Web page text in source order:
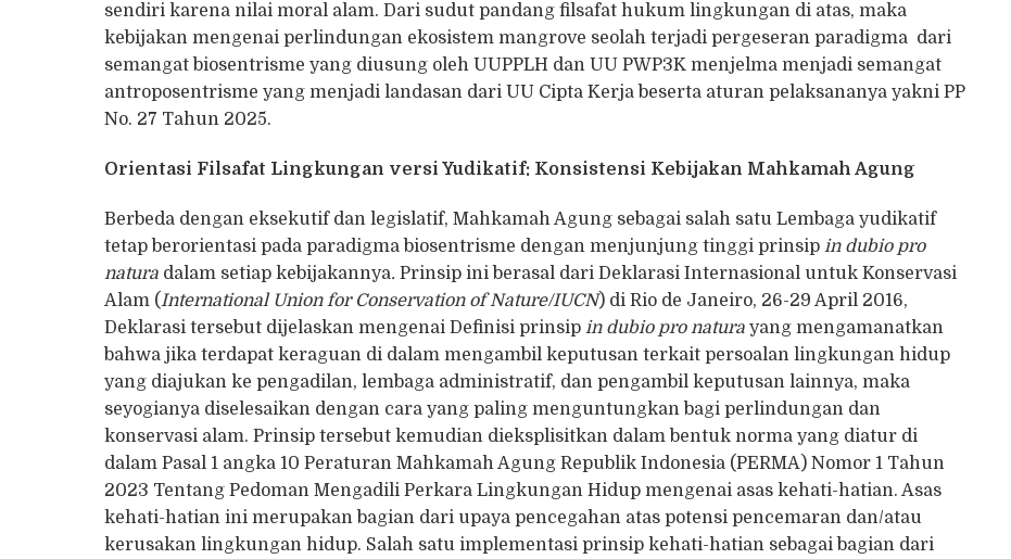
sendiri karena nilai moral alam. Dari sudut pandang filsafat hukum lingkungan di atas, maka
kebijakan mengenai perlindungan ekosistem mangrove seolah terjadi pergeseran paradigma dari
semangat biosentrisme yang diusung oleh UUPPLH dan UU PWP3K menjelma menjadi semangat
antroposentrisme yang menjadi landasan dari UU Cipta Kerja beserta aturan pelaksananya yakni PP
No. 27 Tahun 2025.
Orientasi Filsafat Lingkungan versi Yudikatif: Konsistensi Kebijakan Mahkamah Agung
Berbeda dengan eksekutif dan legislatif, Mahkamah Agung sebagai salah satu Lembaga yudikatif
tetap berorientasi pada paradigma biosentrisme dengan menjunjung tinggi prinsipin dubio pro
natura dalam setiap kebijakannya. Prinsip ini berasal dari Deklarasi Internasional untuk Konservasi
Alam (International Union for Conservation of Nature/IUCN) di Rio de Janeiro, 26-29 April 2016,
Deklarasi tersebut dijelaskan mengenai Definisi prinsipin dubio pro natura yang mengamanatkan
bahwa jika terdapat keraguan di dalam mengambil keputusan terkait persoalan lingkungan hidup
yang diajukan ke pengadilan, lembaga administratif, dan pengambil keputusan lainnya, maka
seyogianya diselesaikan dengan cara yang paling menguntungkan bagi perlindungan dan
konservasi alam. Prinsip tersebut kemudian dieksplisitkan dalam bentuk norma yang diatur di
dalam Pasal 1 angka 10 Peraturan Mahkamah Agung Republik Indonesia (PERMA) Nomor 1 Tahun
2023 Tentang Pedoman Mengadili Perkara Lingkungan Hidup mengenai asas kehati-hatian. Asas
kehati-hatian ini merupakan bagian dari upaya pencegahan atas potensi pencemaran dan/atau
kerusakan lingkungan hidup. Salah satu implementasi prinsip kehati-hatian sebagai bagian dari